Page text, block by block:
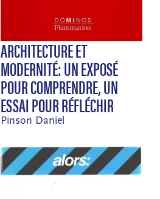
ARCHITECTURE ET
MODERNITÉ: UN EXPOSÉ
POUR COMPRENDRE, UN
ESSAI POUR RÉFLÉCHIR
Pinson Daniel